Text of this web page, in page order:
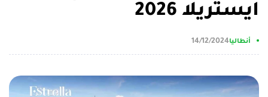
ايستريلا 2026
أنطاليا14/12/2024